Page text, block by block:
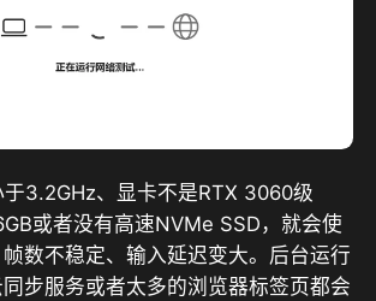
3.2GHz、显卡不是RTX 3060级
或者没有高速NVMe SSD，就会使
数不稳定、输入延迟变大。后台运行
步服务或者太多的浏览器标签页都会